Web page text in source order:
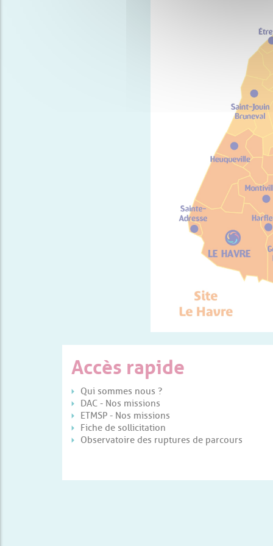
Accès rapide
Qui sommes nous ?
DAC - Nos missions
ETMSP - Nos missions
Fiche de sollicitation
Observatoire des ruptures de parcours